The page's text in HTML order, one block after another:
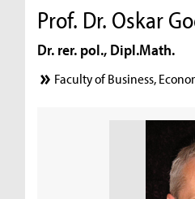
Prof. Dr. Oskar
Dr. rer. pol., Dipl.Math.
Faculty of Business,